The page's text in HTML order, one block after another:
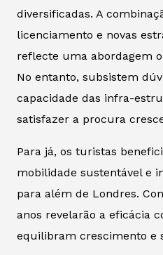
diversificadas. A
licenciamento e novas
reflecte uma abordagem
No entanto, subsistem
capacidade das infra-
satisfazer a procura
Para já, os turistas
mobilidade sustentável e
para além de Londres.
anos revelarão a eficácia
equilibram crescimento e